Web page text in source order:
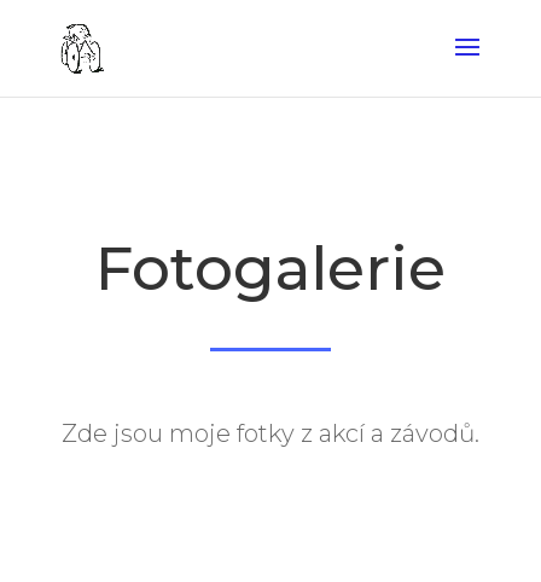
Fotogalerie
Zde jsou moje fotky z akcí a závodů.